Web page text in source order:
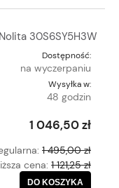
30S6SY5H3W
Dostępność:
na wyczerpaniu
Wysyłka w:
48 godzin
1 046,50 zł
1 495,00 zł
cena: 1 121,25 zł
DO KOSZYKA